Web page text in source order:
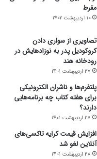
مفرط
10 اردیبهشت 1402
تصاویری از سواری دادن
کروکودیل پدر به نوزادهایش در
رودخانه هند
27 اردیبهشت 1401
پلتفرم‌ها و ناشران الکترونیکی
برای هفته کتاب چه برنامه‌هایی
دارند؟
27 اردیبهشت 1401
افزایش قیمت کرایه تاکسی‌های
آنلاین لغو شد
28 اردیبهشت 1401